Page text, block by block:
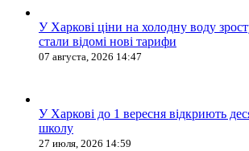
У Харкові ціни на холодну воду
стали відомі нові тарифи
07 августа, 2026 14:47
У Харкові до 1 вересня відкриють
школу
27 июля, 2026 14:59